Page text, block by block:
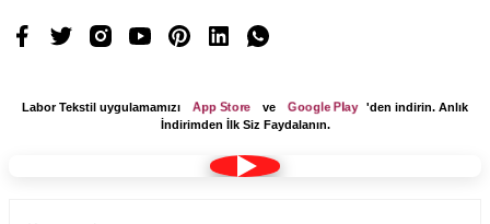
Labor Tekstil uygulamamızı App Store ve Google Play 'den indirin. Anlık
İndirimden İlk Siz Faydalanın.